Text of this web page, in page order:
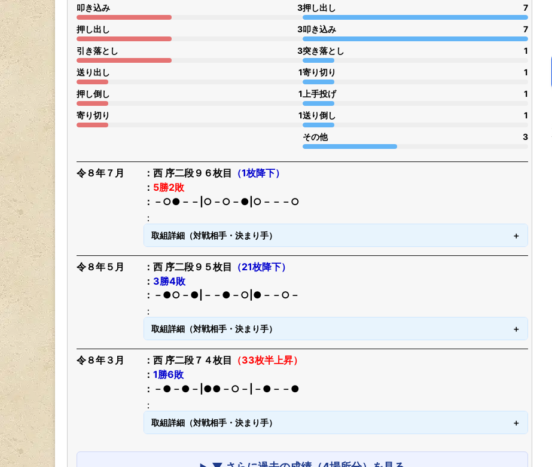
叩き込み 3
押し出し 3
引き落とし 3
送り出し 1
押し倒し 1
寄り切り 1
押し出し 7
叩き込み 7
突き落とし 1
寄り切り 1
上手投げ 1
送り倒し 1
その他 3
令８年７月 西 序二段９６枚目 （1枚降下）
5勝2敗
－○●－－|○－○－●|○－－－○
取組詳細（対戦相手・決まり手）
令８年５月 西 序二段９５枚目 （21枚降下）
3勝4敗
－●○－●|－－●－○|●－－○－
取組詳細（対戦相手・決まり手）
令８年３月 西 序二段７４枚目 （33枚半上昇）
1勝6敗
－●－●－|●●－○－|－●－－●
取組詳細（対戦相手・決まり手）